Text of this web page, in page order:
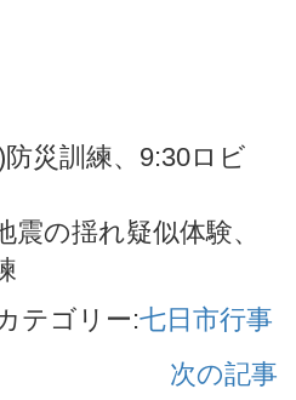
災訓練、9:30ロビ
の揺れ疑似体験、
テゴリー:七日市行事
次の記事